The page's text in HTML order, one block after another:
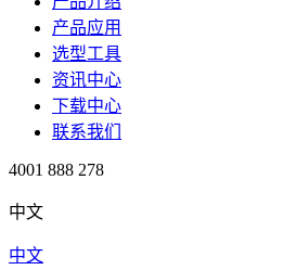
产品应用
选型工具
资讯中心
下载中心
联系我们
4001 888 278
中文
中文